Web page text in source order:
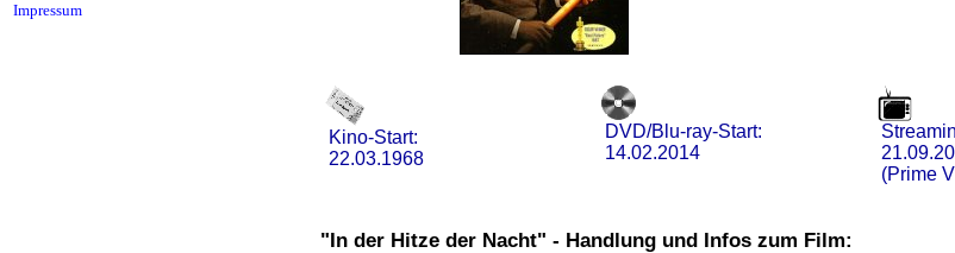
Kino-Start:
22.03.1968
DVD/Blu-ray-Start:
14.02.2014
(Prime
"In der Hitze der Nacht" - Handlung und Infos zum Film:
Impressum